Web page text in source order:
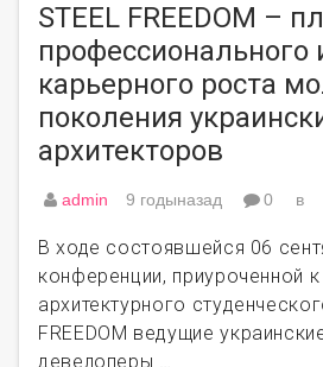
STEEL FREEDOM –
профессионального
карьерного роста
поколения
архитекторов
admin 9 годыназад 0 в
В ходе состоявшейся 06
конференции, приуроченной к
архитектурного
FREEDOM ведущие
девелоперы …